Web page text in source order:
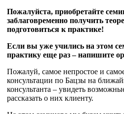
Пожалуйста, приобретайте
заблаговременно получить
подготовиться к практике!
Если вы уже учились на этом
практику еще раз – напишите
Пожалуй, самое непростое и
консультации по Бацзы на
консультанта – увидеть
рассказать о них клиенту.